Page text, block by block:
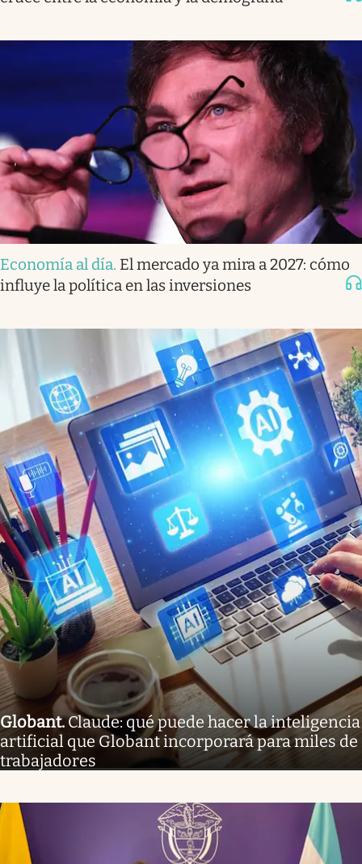
Economía al día. El mercado ya mira a 2027: cómo
influye la política en las inversiones
Globant.Claude: qué puede hacer la inteligencia
artificial que Globant incorporará para miles de
trabajadores